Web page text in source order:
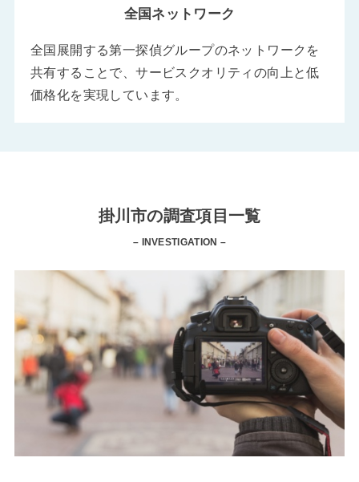
全国ネットワーク
全国展開する第一探偵グループのネットワークを
共有することで、サービスクオリティの向上と低
価格化を実現しています。
掛川市の調査項目一覧
– INVESTIGATION –